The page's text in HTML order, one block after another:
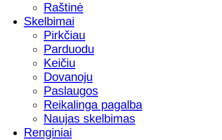
Raštinė
Skelbimai
Pirkčiau
Parduodu
Keičiu
Dovanoju
Paslaugos
Reikalinga pagalba
Naujas skelbimas
Renginiai